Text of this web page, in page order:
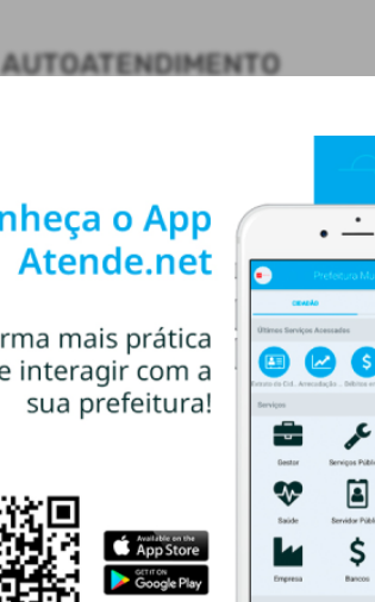
AUTOATENDIMENTO
Transparência
(55) 3781-4361
(55) 3781-4361
ti@santoaugusto.rs.gov.br